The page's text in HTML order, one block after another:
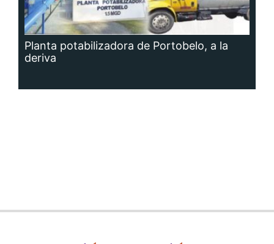
Planta potabilizadora de Portobelo, a la
deriva